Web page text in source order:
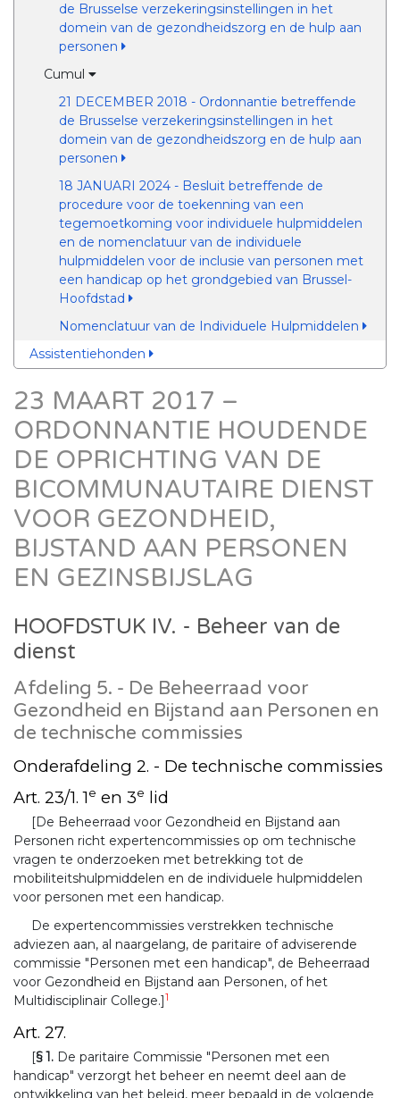
de Brusselse verzekeringsinstellingen in het
domein van de gezondheidszorg en de hulp aan
personen
Cumul
21 DECEMBER 2018 - Ordonnantie betreffende
de Brusselse verzekeringsinstellingen in het
domein van de gezondheidszorg en de hulp aan
personen
18 JANUARI 2024 - Besluit betreffende de
procedure voor de toekenning van een
tegemoetkoming voor individuele hulpmiddelen
en de nomenclatuur van de individuele
hulpmiddelen voor de inclusie van personen met
een handicap op het grondgebied van Brussel-
Hoofdstad
Nomenclatuur van de Individuele Hulpmiddelen
Assistentiehonden
23 MAART 2017 –
ORDONNANTIE HOUDENDE
DE OPRICHTING VAN DE
BICOMMUNAUTAIRE DIENST
VOOR GEZONDHEID,
BIJSTAND AAN PERSONEN
EN GEZINSBIJSLAG
HOOFDSTUK IV. - Beheer van de
dienst
Afdeling 5. - De Beheerraad voor
Gezondheid en Bijstand aan Personen en
de technische commissies
Onderafdeling 2. - De technische commissies
Art. 23/1. 1e en 3e lid
[De Beheerraad voor Gezondheid en Bijstand aan
Personen richt expertencommissies op om technische
vragen te onderzoeken met betrekking tot de
mobiliteitshulpmiddelen en de individuele hulpmiddelen
voor personen met een handicap.
De expertencommissies verstrekken technische
adviezen aan, al naargelang, de paritaire of adviserende
commissie "Personen met een handicap", de Beheerraad
voor Gezondheid en Bijstand aan Personen, of het
Multidisciplinair College.]1
Art. 27.
[§ 1. De paritaire Commissie "Personen met een
handicap" verzorgt het beheer en neemt deel aan de
ontwikkeling van het beleid, meer bepaald in de volgende